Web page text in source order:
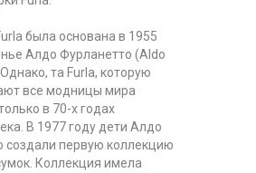
была основана в 1955
Алдо Фурланетто (Aldo
та Furla, которую
все модницы мира
в 70-х годах
В 1977 году дети Алдо
создали первую коллекцию
Коллекция имела